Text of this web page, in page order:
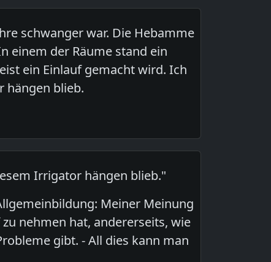
schwanger war. Die Hebamme
einem der Räume stand ein
ein Einlauf gemacht wird. Ich
hängen blieb.
Irrigator hängen blieb."
Meiner Meinung
nehmen hat, andererseits, wie
gibt. - All dies kann man